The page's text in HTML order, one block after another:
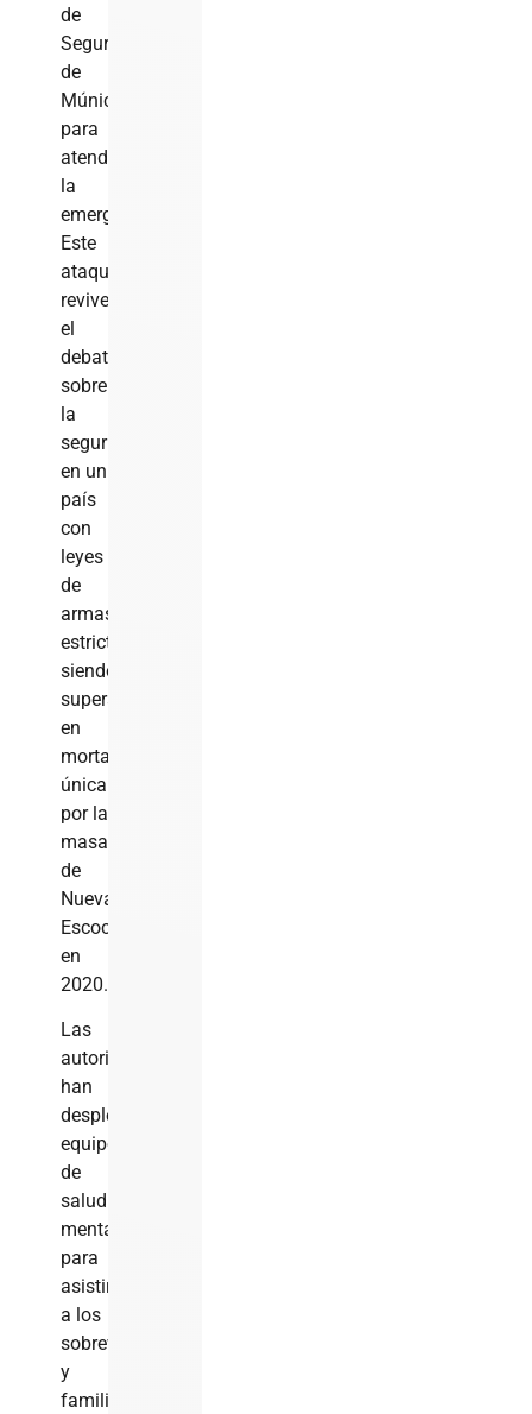
de
Seguridad
de
Múnich
para
atender
la
emergencia.
Este
ataque
revive
el
debate
sobre
la
seguridad
en un
país
con
leyes
de
armas
estrictas,
siendo
superado
en
mortalidad
únicamente
por la
masacre
de
Nueva
Escocia
en
2020.
Las
autoridades
han
desplegado
equipos
de
salud
mental
para
asistir
a los
sobrevivientes
y
familiares